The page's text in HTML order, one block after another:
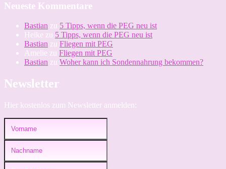
Neueste Kommentare
Bastian zu 5 Tipps, wenn die PEG neu ist
Heike zu 5 Tipps, wenn die PEG neu ist
Bastian zu Fliegen mit PEG
Amelie zu Fliegen mit PEG
Bastian zu Woher kann ich Sondennahrung bekommen?
Newsletter
Hier kostenlos zum Newsletter anmelden: